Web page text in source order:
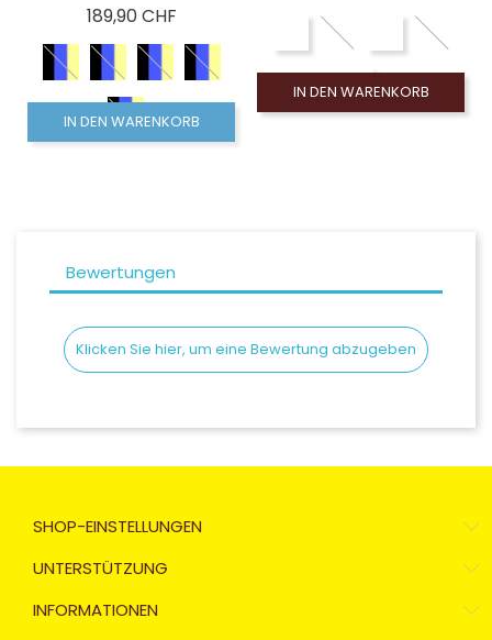
189,90 CHFPreis
IN DEN WARENKORB
IN DEN WARENKORB
Bewertungen
Klicken Sie hier, um eine Bewertung abzugeben
SHOP-EINSTELLUNGEN
UNTERSTÜTZUNG
INFORMATIONEN